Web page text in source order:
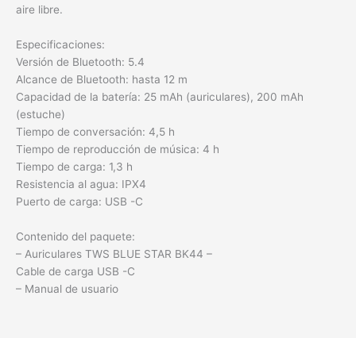
aire libre.
Especificaciones:
Versión de Bluetooth: 5.4
Alcance de Bluetooth: hasta 12 m
Capacidad de la batería: 25 mAh (auriculares), 200 mAh
(estuche)
Tiempo de conversación: 4,5 h
Tiempo de reproducción de música: 4 h
Tiempo de carga: 1,3 h
Resistencia al agua: IPX4
Puerto de carga: USB -C
Contenido del paquete:
– Auriculares TWS BLUE STAR BK44 –
Cable de carga USB -C
– Manual de usuario